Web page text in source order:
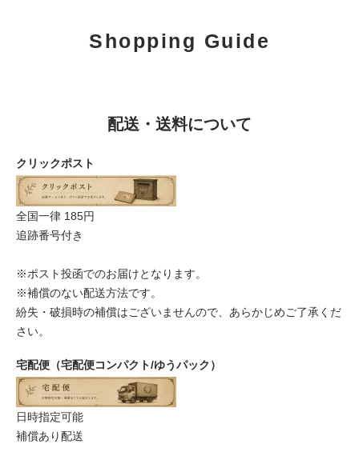
Shopping Guide
配送・送料について
クリックポスト
全国一律 185円
追跡番号付き
※ポスト投函でのお届けとなります。
※補償のない配送方法です。
紛失・破損時の補償はございませんので、あらかじめご了承くだ
さい。
宅配便（宅配便コンパクト/ゆうパック）
日時指定可能
補償あり配送